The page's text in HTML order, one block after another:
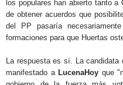
los populares han abierto tanto a
de obtener acuerdos que
del PP pasaría
formaciones para que Huertas
La respuesta es sí. La
manifestado a LucenaHoy que